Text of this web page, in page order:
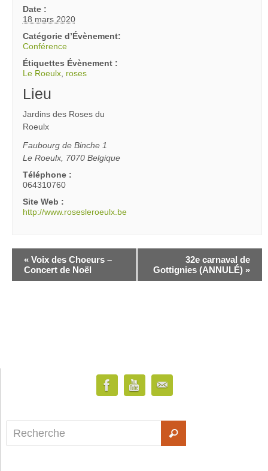
Date :
18 mars 2020
Catégorie d’Évènement:
Conférence
Étiquettes Évènement :
Le Roeulx, roses
Lieu
Jardins des Roses du
Roeulx
Faubourg de Binche 1
Le Roeulx, 7070 Belgique
Téléphone :
064310760
Site Web :
http://www.rosesleroeulx.be
« Voix des Choeurs –
Concert de Noël
32e carnaval de
Gottignies (ANNULÉ) »